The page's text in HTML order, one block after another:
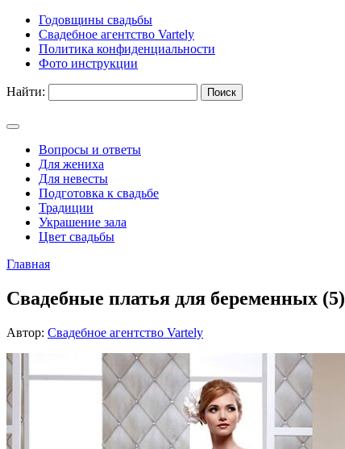
Годовщины свадьбы
Свадебное агентство Vartely
Политика конфиденциальности
Фото инструкции
Найти:
Вопросы и ответы
Для жениха
Для невесты
Подготовка к свадьбе
Традиции
Украшение зала
Цвет свадьбы
Главная
Свадебные платья для беременных (5)
Автор: Свадебное агентство Vartely